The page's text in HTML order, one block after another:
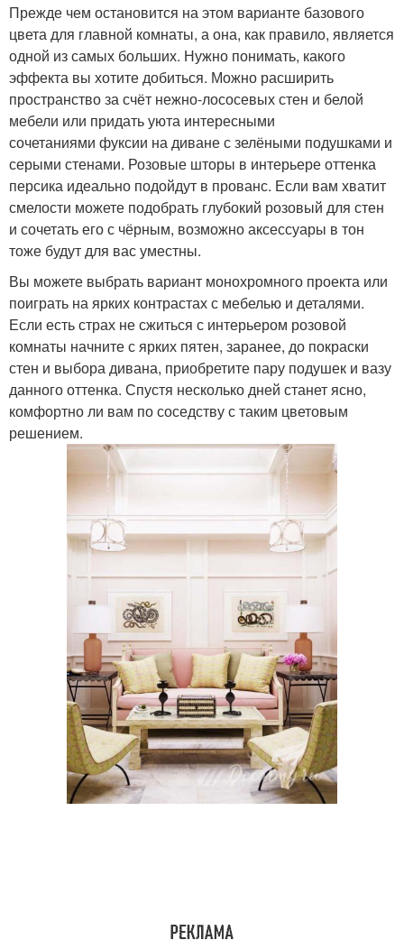
Прежде чем остановится на этом варианте базового
цвета для главной комнаты, а она, как правило, является
одной из самых больших. Нужно понимать, какого
эффекта вы хотите добиться. Можно расширить
пространство за счёт нежно-лососевых стен и белой
мебели или придать уюта интересными
сочетаниями фуксии на диване с зелёными подушками и
серыми стенами. Розовые шторы в интерьере оттенка
персика идеально подойдут в прованс. Если вам хватит
смелости можете подобрать глубокий розовый для стен
и сочетать его с чёрным, возможно аксессуары в тон
тоже будут для вас уместны.
Вы можете выбрать вариант монохромного проекта или
поиграть на ярких контрастах с мебелью и деталями.
Если есть страх не сжиться с интерьером розовой
комнаты начните с ярких пятен, заранее, до покраски
стен и выбора дивана, приобретите пару подушек и вазу
данного оттенка. Спустя несколько дней станет ясно,
комфортно ли вам по соседству с таким цветовым
решением.